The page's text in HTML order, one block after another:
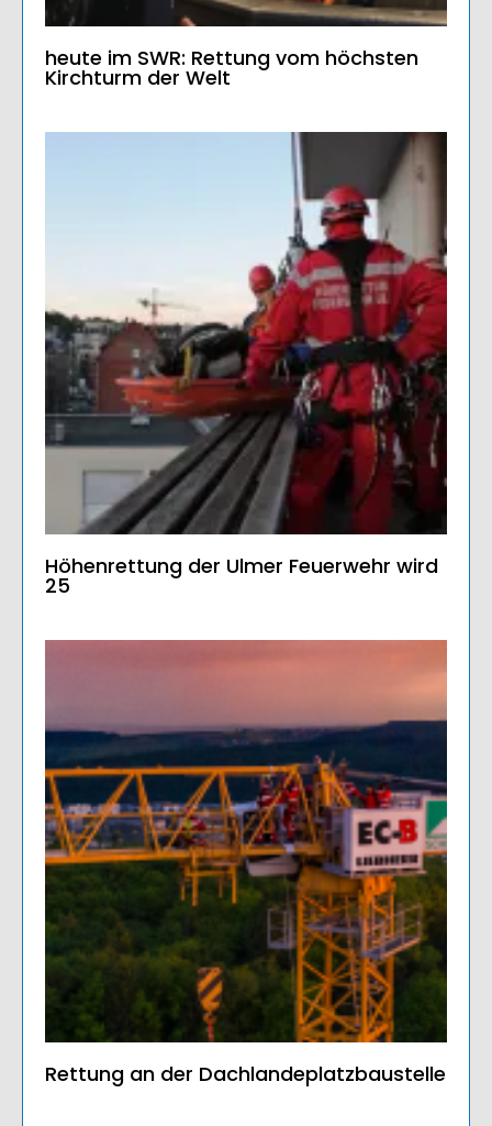
heute im SWR: Rettung vom höchsten
Kirchturm der Welt
Höhenrettung der Ulmer Feuerwehr wird
25
Rettung an der Dachlandeplatzbaustelle